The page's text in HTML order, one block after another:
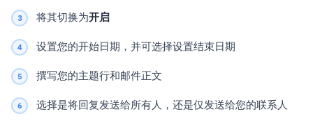
将其切换为开启
设置您的开始日期，并可选择设置结束日期
撰写您的主题行和邮件正文
选择是将回复发送给所有人，还是仅发送给您的联系人